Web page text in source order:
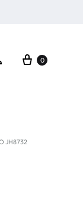
Zaloguj sięKoszyk
0
JH8732